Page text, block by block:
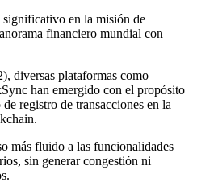
significativo en la misión de
financiero mundial con
diversas plataformas como
han emergido con el propósito
registro de transacciones en la
más fluido a las funcionalidades
sin generar congestión ni